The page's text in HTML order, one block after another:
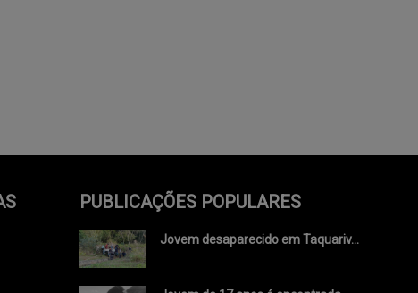
PUBLICAÇÕES POPULARES
Jovem desaparecido em Taquariv...